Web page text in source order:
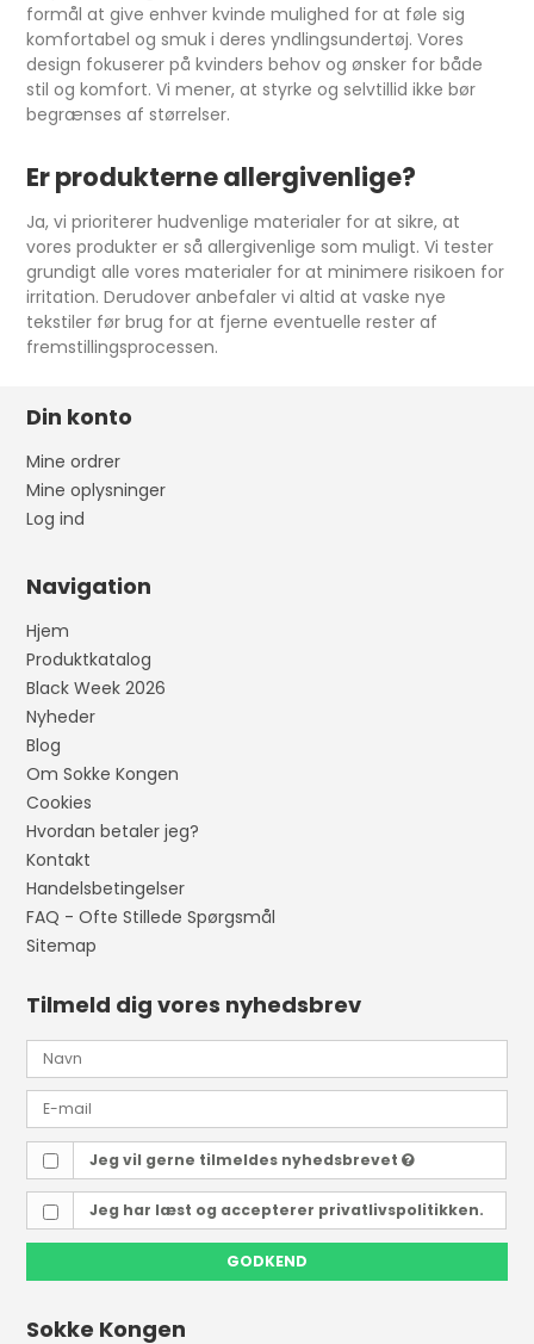
formål at give enhver kvinde mulighed for at føle sig
komfortabel og smuk i deres yndlingsundertøj. Vores
design fokuserer på kvinders behov og ønsker for både
stil og komfort. Vi mener, at styrke og selvtillid ikke bør
begrænses af størrelser.
Er produkterne allergivenlige?
Ja, vi prioriterer hudvenlige materialer for at sikre, at
vores produkter er så allergivenlige som muligt. Vi tester
grundigt alle vores materialer for at minimere risikoen for
irritation. Derudover anbefaler vi altid at vaske nye
tekstiler før brug for at fjerne eventuelle rester af
fremstillingsprocessen.
Din konto
Mine ordrer
Mine oplysninger
Log ind
Navigation
Hjem
Produktkatalog
Black Week 2026
Nyheder
Blog
Om Sokke Kongen
Cookies
Hvordan betaler jeg?
Kontakt
Handelsbetingelser
FAQ - Ofte Stillede Spørgsmål
Sitemap
Tilmeld dig vores nyhedsbrev
Jeg vil gerne tilmeldes nyhedsbrevet
Jeg har læst og accepterer privatlivspolitikken.
GODKEND
Sokke Kongen